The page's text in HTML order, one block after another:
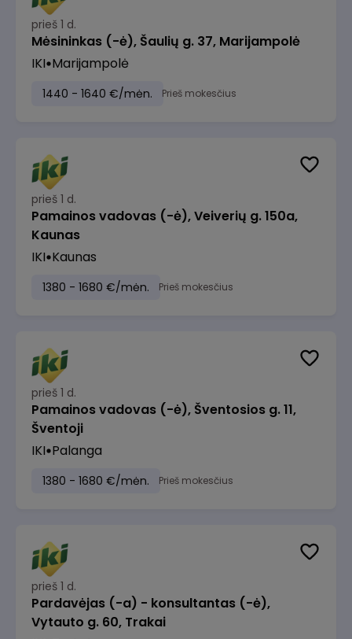
prieš 1 d.
Mėsininkas (-ė), Šaulių g. 37, Marijampolė
IKI Marijampolė
1440 - 1640 €/mėn. Prieš mokesčius
prieš 1 d.
Pamainos vadovas (-ė), Veiverių g. 150a,
Kaunas
IKI Kaunas
1380 - 1680 €/mėn. Prieš mokesčius
prieš 1 d.
Pamainos vadovas (-ė), Šventosios g. 11,
Šventoji
IKI Palanga
1380 - 1680 €/mėn. Prieš mokesčius
prieš 1 d.
Pardavėjas (-a) - konsultantas (-ė),
Vytauto g. 60, Trakai